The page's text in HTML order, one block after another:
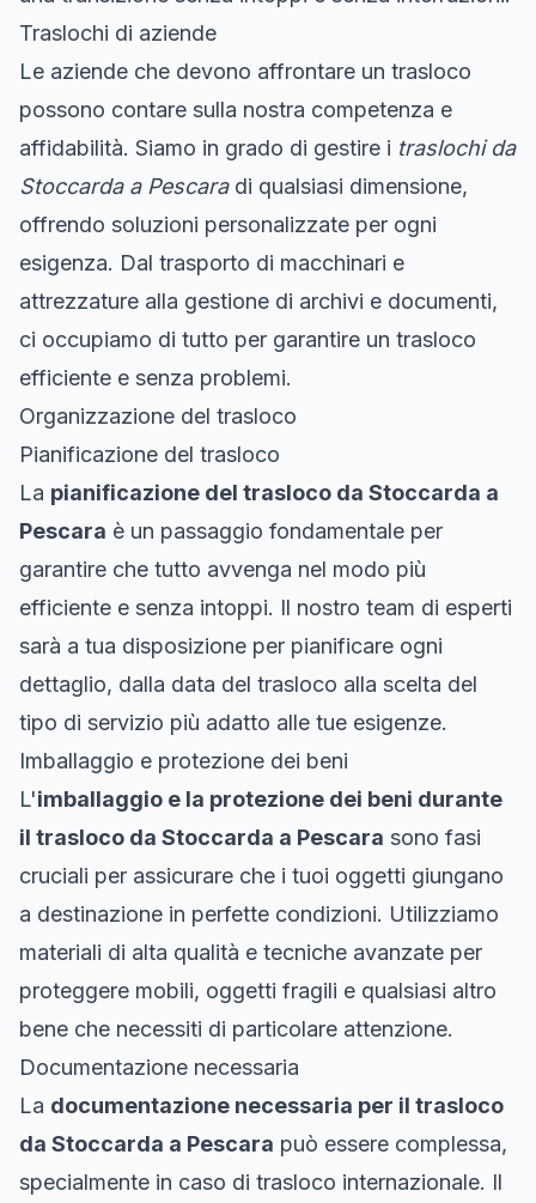
Traslochi di aziende
Le aziende che devono affrontare un trasloco
possono contare sulla nostra competenza e
affidabilità. Siamo in grado di gestire i traslochi da
Stoccarda a Pescaradi qualsiasi dimensione,
offrendo soluzioni personalizzate per ogni
esigenza. Dal trasporto di macchinari e
attrezzature alla gestione di archivi e documenti,
ci occupiamo di tutto per garantire un trasloco
efficiente e senza problemi.
Organizzazione del trasloco
Pianificazione del trasloco
La pianificazione del trasloco da Stoccarda a
Pescara è un passaggio fondamentale per
garantire che tutto avvenga nel modo più
efficiente e senza intoppi. Il nostro team di esperti
sarà a tua disposizione per pianificare ogni
dettaglio, dalla data del trasloco alla scelta del
tipo di servizio più adatto alle tue esigenze.
Imballaggio e protezione dei beni
L'imballaggio e la protezione dei beni durante
il trasloco da Stoccarda a Pescara sono fasi
cruciali per assicurare che i tuoi oggetti giungano
a destinazione in perfette condizioni. Utilizziamo
materiali di alta qualità e tecniche avanzate per
proteggere mobili, oggetti fragili e qualsiasi altro
bene che necessiti di particolare attenzione.
Documentazione necessaria
La documentazione necessaria per il trasloco
da Stoccarda a Pescara può essere complessa,
specialmente in caso di trasloco internazionale. Il